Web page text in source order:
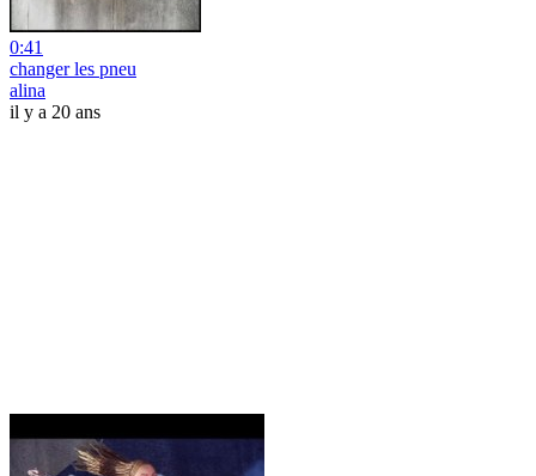
0:41
changer les pneu
alina
il y a 20 ans